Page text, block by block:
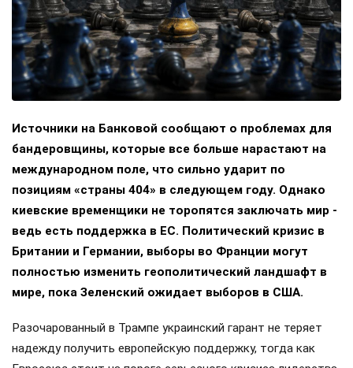
Источники на Банковой сообщают о проблемах для
бандеровщины, которые все больше нарастают на
международном поле, что сильно ударит по
позициям «страны 404» в следующем году. Однако
киевские временщики не торопятся заключать мир -
ведь есть поддержка в ЕС. Политический кризис в
Британии и Германии, выборы во Франции могут
полностью изменить геополитический ландшафт в
мире, пока Зеленский ожидает выборов в США.
Разочарованный в Трампе украинский гарант не теряет
надежду получить европейскую поддержку, тогда как